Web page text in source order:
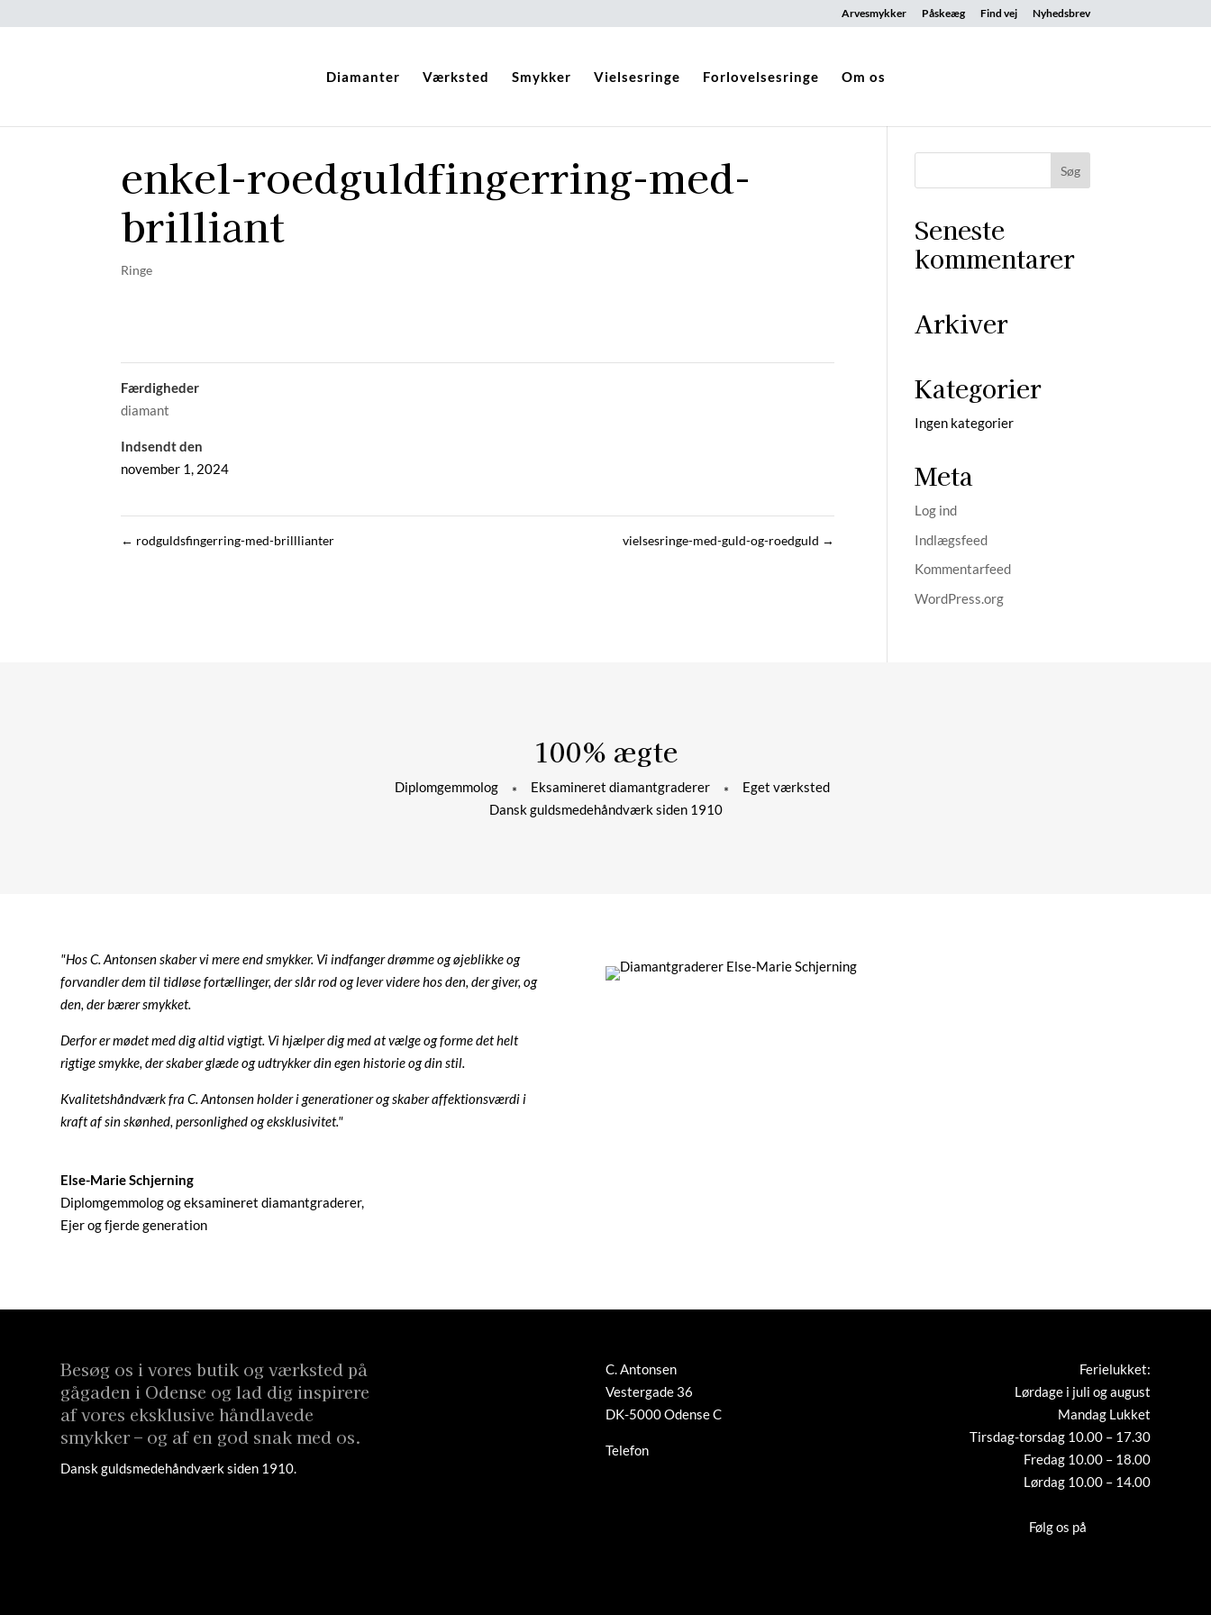
Arvesmykker Påskeæg Find vej Nyhedsbrev
Diamanter Værksted Smykker Vielsesringe Forlovelsesringe Om os
enkel-roedguldfingerring-med-
brilliant
Ringe
Færdigheder
diamant
Indsendt den
november 1, 2024
← rodguldsfingerring-med-brilllianter vielsesringe-med-guld-og-roedguld →
Seneste
kommentarer
Arkiver
Kategorier
Ingen kategorier
Meta
Log ind
Indlægsfeed
Kommentarfeed
WordPress.org
100% ægte
Diplomgemmolog * Eksamineret diamantgraderer * Eget værksted
Dansk guldsmedehåndværk siden 1910
"Hos C. Antonsen skaber vi mere end smykker. Vi indfanger drømme og øjeblikke og
forvandler dem til tidløse fortællinger, der slår rod og lever videre hos den, der giver, og
den, der bærer smykket.
Derfor er mødet med dig altid vigtigt. Vi hjælper dig med at vælge og forme det helt
rigtige smykke, der skaber glæde og udtrykker din egen historie og din stil.
Kvalitetshåndværk fra C. Antonsen holder i generationer og skaber affektionsværdi i
kraft af sin skønhed, personlighed og eksklusivitet."
Else-Marie Schjerning
Diplomgemmolog og eksamineret diamantgraderer,
Ejer og fjerde generation
Besøg os i vores butik og værksted på
gågaden i Odense og lad dig inspirere
af vores eksklusive håndlavede
smykker – og af en god snak med os.
Dansk guldsmedehåndværk siden 1910.
C. Antonsen
Vestergade 36
DK-5000 Odense C
Telefon
Ferielukket:
Lørdage i juli og august
Mandag Lukket
Tirsdag-torsdag 10.00 – 17.30
Fredag 10.00 – 18.00
Lørdag 10.00 – 14.00
Følg os på